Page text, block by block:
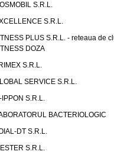
S.R.L.
S.R.L.
PLUS S.R.L. - reteaua de
DOZA
S.R.L.
SERVICE S.R.L.
IPPON S.R.L.
BACTERIOLOGIC
DT S.R.L.
S.R.L.